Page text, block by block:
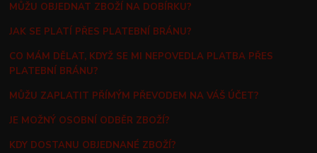
MŮŽU OBJEDNAT ZBOŽÍ NA DOBÍRKU?
JAK SE PLATÍ PŘES PLATEBNÍ BRÁNU?
CO MÁM DĚLAT, KDYŽ SE MI NEPOVEDLA PLATBA PŘES
PLATEBNÍ BRÁNU?
MŮŽU ZAPLATIT PŘÍMÝM PŘEVODEM NA VÁŠ ÚČET?
JE MOŽNÝ OSOBNÍ ODBĚR ZBOŽÍ?
KDY DOSTANU OBJEDNANÉ ZBOŽÍ?